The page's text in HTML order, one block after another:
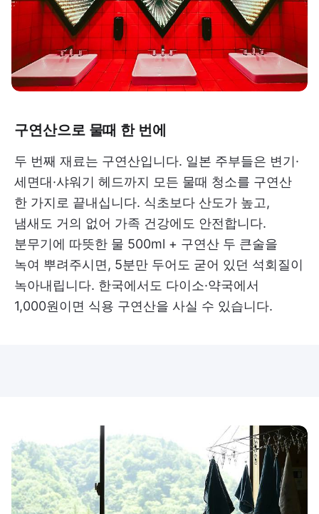
구연산으로 물때 한 번에
두 번째 재료는 구연산입니다. 일본 주부들은 변기·
세면대·샤워기 헤드까지 모든 물때 청소를 구연산
한 가지로 끝내십니다. 식초보다 산도가 높고,
냄새도 거의 없어 가족 건강에도 안전합니다.
분무기에 따뜻한 물 500ml + 구연산 두 큰술을
녹여 뿌려주시면, 5분만 두어도 굳어 있던 석회질이
녹아내립니다. 한국에서도 다이소·약국에서
1,000원이면 식용 구연산을 사실 수 있습니다.